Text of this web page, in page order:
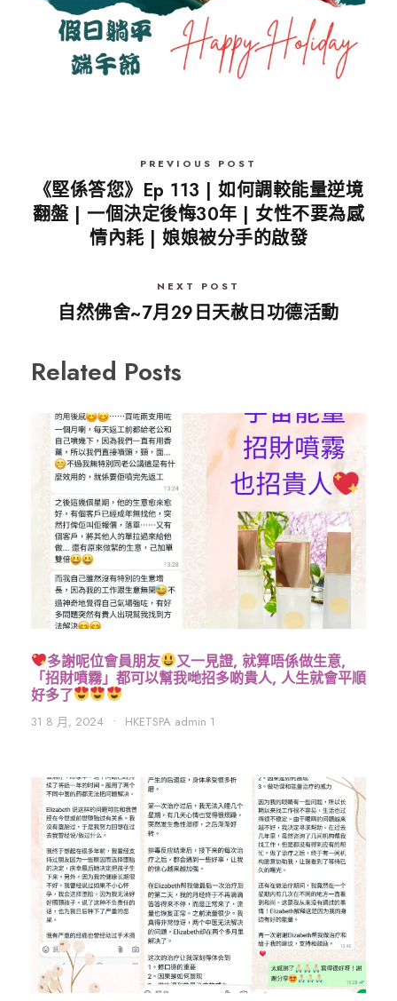
PREVIOUS POST
《堅係答您》Ep 113 | 如何調較能量逆境
翻盤 | 一個決定後悔30年 | 女性不要為感
情內耗 | 娘娘被分手的啟發
NEXT POST
自然佛舍~7月29日天赦日功德活動
Related Posts
多謝呢位會員朋友
又一見證, 就算唔係做生意,
「招財噴霧」都可以幫我哋招多啲貴人, 人生就會平順
好多了
31 8 月, 2024 • HKETSPA admin 1